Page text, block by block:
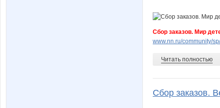
Сбор заказов. Мир
www.nn.ru/community/
Читать полностью
Сбор заказов.